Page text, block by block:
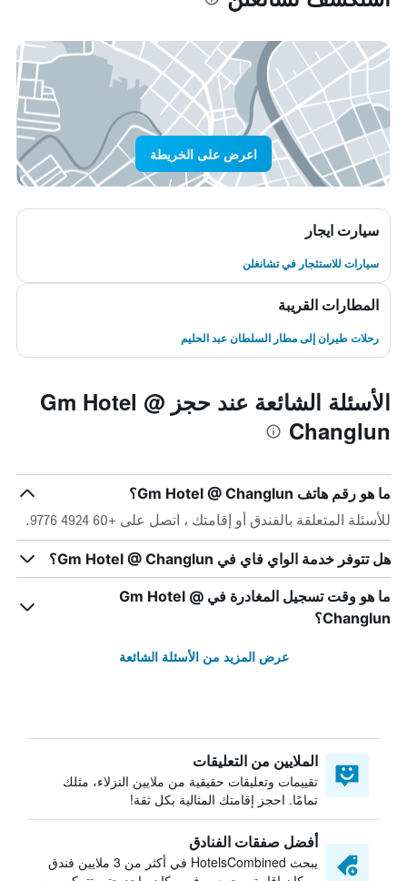
اعرض على الخريطة
سيارت ايجار
سيارات للاستئجار في تشانغلن
المطارات القريبة
رحلات طيران إلى مطار السلطان عبد الحليم
الأسئلة الشائعة عند حجز Gm Hotel @
Changlun
ما هو رقم هاتف Gm Hotel @ Changlun؟
للأسئلة المتعلقة بالفندق أو إقامتك ، اتصل على +60 4924 9776.
هل تتوفر خدمة الواي فاي في Gm Hotel @ Changlun؟
ما هو وقت تسجيل المغادرة في Gm Hotel @
Changlun؟
عرض المزيد من الأسئلة الشائعة
الملايين من التعليقات
تقييمات وتعليقات حقيقية من ملايين النزلاء، مثلك
تمامًا. احجز إقامتك المثالية بكل ثقة!
أفضل صفقات الفنادق
يبحث HotelsCombined في أكثر من 3 ملايين فندق